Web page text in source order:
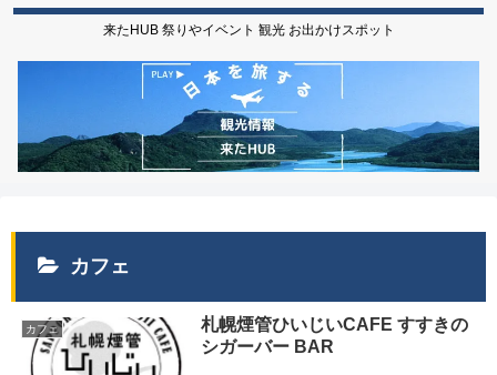
来たHUB 祭りやイベント 観光 お出かけスポット
カフェ
カフェ
札幌煙管ひいじいCAFE すすきの
シガーバー BAR